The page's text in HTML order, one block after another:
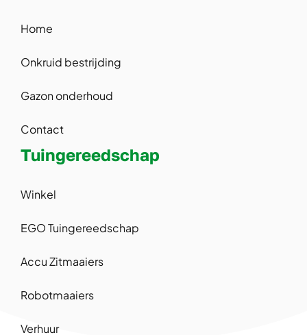
Home
Onkruid bestrijding
Gazon onderhoud
Contact
Tuingereedschap
Winkel
EGO Tuingereedschap
Accu Zitmaaiers
Robotmaaiers
Verhuur